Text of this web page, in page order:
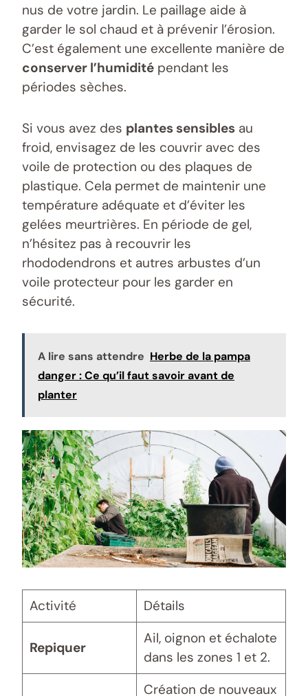
nus de votre jardin. Le paillage aide à
garder le sol chaud et à prévenir l’érosion.
C’est également une excellente manière de
conserver l’humidité pendant les
périodes sèches.
Si vous avez des plantes sensibles au
froid, envisagez de les couvrir avec des
voile de protection ou des plaques de
plastique. Cela permet de maintenir une
température adéquate et d’éviter les
gelées meurtrières. En période de gel,
n’hésitez pas à recouvrir les
rhododendrons et autres arbustes d’un
voile protecteur pour les garder en
sécurité.
A lire sans attendre Herbe de la pampa
danger : Ce qu’il faut savoir avant de
planter
Activité Détails
Repiquer
Ail, oignon et échalote
dans les zones 1 et 2.
Création de nouveaux